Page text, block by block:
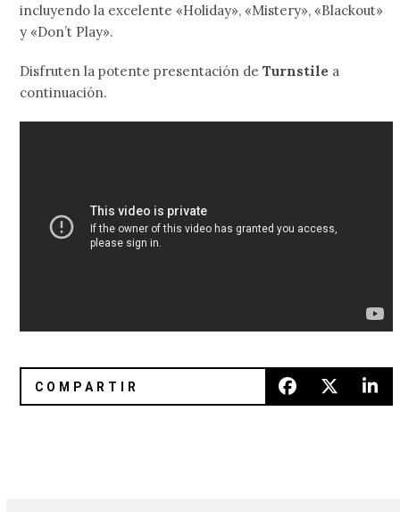
incluyendo la excelente «Holiday», «Mistery», «Blackout»
y «Don’t Play».
Disfruten la potente presentación deTurnstile a
continuación.